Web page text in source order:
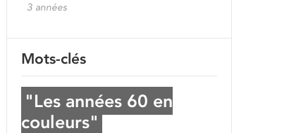
3 années
Mots-clés
"Les années 60 en
couleurs"